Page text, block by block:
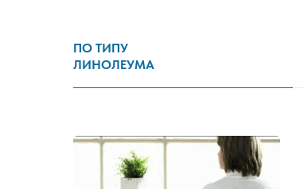
ПО ТИПУ
ЛИНОЛЕУМА